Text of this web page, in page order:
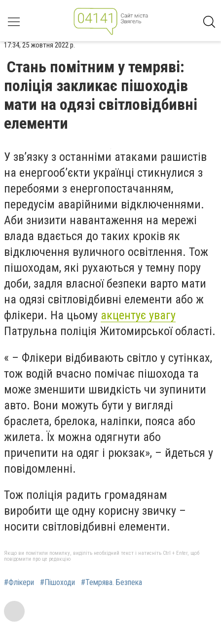
17:34, 25 жовтня 2022 р.
Стань помітним у темряві:
поліція закликає пішоходів
мати на одязі світловідбивні
елементи
У зв’язку з останніми атаками рашистів
на енергооб’єкти українці стикнулися з
перебоями з енергопостачанням,
передусім аварійними відключеннями.
Аби знизити навантаження на мережі
влада вдається до таких кроків як
відключення вуличного освітлення. Тож
пішоходам, які рухаються у темну пору
доби, задля власної безпеки варто мати
на одязі світловідбивні елементи або ж
флікери. На цьому акцентує увагу
Патрульна поліція Житомирської області.
« – Флікери відбивають світло у сутінках,
тож водій вчасно помічає пішохода та
може зменшити швидкість чи зупинити
авто. Вони можуть бути у вигляді
браслета, брелока, наліпки, пояса або
жилета. Їх можна одягнути або
причепити на одяг і рюкзак», – йдеться у
повідомленні.
Тож поліція радить громадянам
виробити ще одну корисну звичку –
носити світловідбивні елементи.
Якщо ви помітили помилку, виділіть необхідний текст і натисніть Ctrl + Enter, щоб
повідомити про це редакцію
#Флікери #Пішоходи #Темрява. Безпека